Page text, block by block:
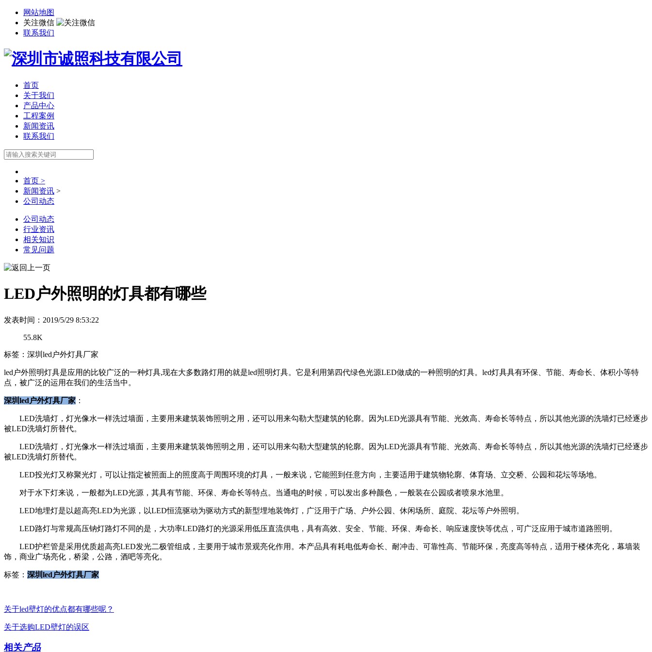
网站地图
关注微信
联系我们
首页
关于我们
产品中心
工程案例
新闻资讯
联系我们
首页 >
新闻资讯 >
公司动态
公司动态
行业资讯
相关知识
常见问题
LED户外照明的灯具都有哪些
发表时间：2019/5/29 8:53:22
55.8K
标签：深圳led户外灯具厂家
led户外照明灯具是应用的比较广泛的一种灯具,现在大多数路灯用的就是led照明灯具。它是利用第四代绿色光源LED做成的一种照明的灯具。led灯具具有环保、节能、寿命长、体积小等特
点，被广泛的运用在我们的生活当中。
深圳led户外灯具厂家 ：
LED洗墙灯，灯光像水一样洗过墙面，主要用来建筑装饰照明之用，还可以用来勾勒大型建筑的轮廓。因为LED光源具有节能、光效高、寿命长等特点，所以其他光源的洗墙灯已经逐步
被LED洗墙灯所替代。
LED洗墙灯，灯光像水一样洗过墙面，主要用来建筑装饰照明之用，还可以用来勾勒大型建筑的轮廓。因为LED光源具有节能、光效高、寿命长等特点，所以其他光源的洗墙灯已经逐步
被LED洗墙灯所替代。
LED投光灯又称聚光灯，可以让指定被照面上的照度高于周围环境的灯具，一般来说，它能照到任意方向，主要适用于建筑物轮廓、体育场、立交桥、公园和花坛等场地。
对于水下灯来说，一般都为LED光源，其具有节能、环保、寿命长等特点。当通电的时候，可以发出多种颜色，一般装在公园或者喷泉水池里。
LED地埋灯是以超高亮LED为光源，以LED恒流驱动为驱动方式的新型埋地装饰灯，广泛用于广场、户外公园、休闲场所、庭院、花坛等户外照明。
LED路灯与常规高压钠灯路灯不同的是，大功率LED路灯的光源采用低压直流供电，具有高效、安全、节能、环保、寿命长、响应速度快等优点，可广泛应用于城市道路照明。
LED护栏管是采用优质超高亮LED发光二极管组成，主要用于城市景观亮化作用。本产品具有耗电低寿命长、耐冲击、可靠性高、节能环保，亮度高等特点，适用于楼体亮化，幕墙装
饰，商业广场亮化，桥梁，公路，酒吧等亮化。
标签： 深圳led户外灯具厂家
关于led壁灯的优点都有哪些呢？
关于选购LED壁灯的误区
相关产品